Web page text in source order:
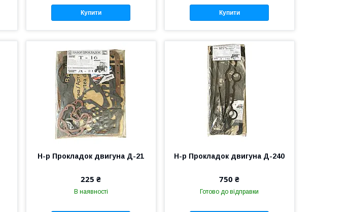
Купити Купити
Н-р Прокладок двигуна Д-21
225 ₴
В наявності
Н-р Прокладок двигуна Д-240
750 ₴
Готово до відправки